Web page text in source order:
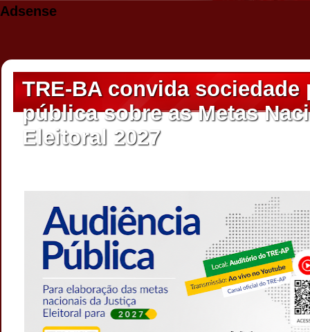
Adsense
TRE-BA convida sociedade
pública sobre as Metas
Eleitoral 2027